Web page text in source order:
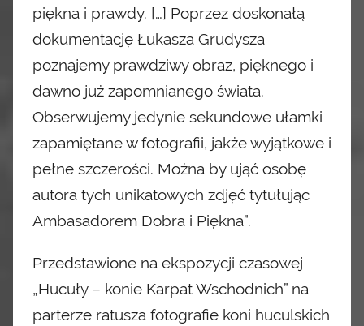
piękna i prawdy. […] Poprzez doskonałą
dokumentację Łukasza Grudysza
poznajemy prawdziwy obraz, pięknego i
dawno już zapomnianego świata.
Obserwujemy jedynie sekundowe ułamki
zapamiętane w fotografii, jakże wyjątkowe i
pełne szczerości. Można by ująć osobę
autora tych unikatowych zdjęć tytułując
Ambasadorem Dobra i Piękna”.
Przedstawione na ekspozycji czasowej
„Hucuły – konie Karpat Wschodnich” na
parterze ratusza fotografie koni huculskich